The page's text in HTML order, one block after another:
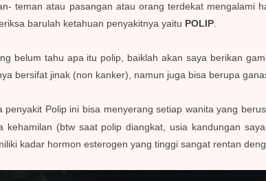
teman atau pasangan atau orang terdekat mengalami
barulah ketahuan penyakitnya yaitu POLIP
belum tahu apa itu polip, baiklah akan saya berikan
bersifat jinak (non kanker), namun juga bisa berupa
penyakit Polip ini bisa menyerang setiap wanita yang
kehamilan (btw saat polip diangkat, usia kandungan
kadar hormon esterogen yang tinggi sangat rentan